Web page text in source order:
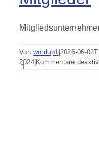
Von wordup1 2026-06-
2024| Kommentare